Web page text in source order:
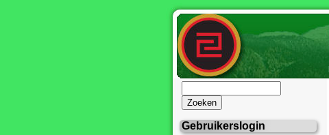
Gebruikerslogin